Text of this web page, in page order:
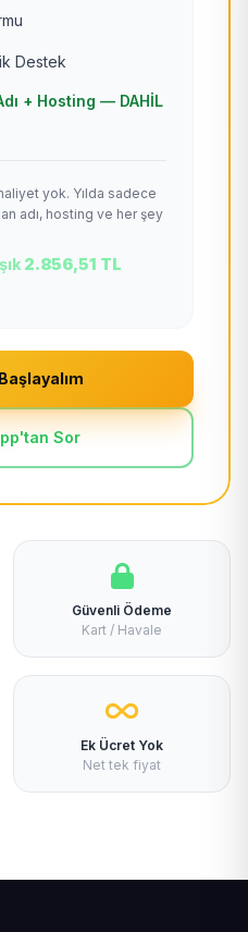
Destek
+ Hosting — DAHİL
yok. Yılda sadece
adı, hosting ve her şey
2.856,51 TL
Sor
Güvenli Ödeme
Kart / Havale
Ek Ücret Yok
Net tek fiyat